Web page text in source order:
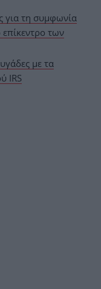
για τη συμφωνία
των
με τα
IRS